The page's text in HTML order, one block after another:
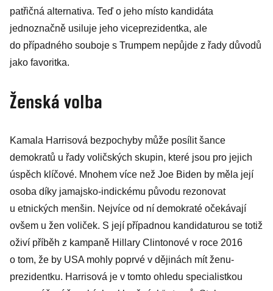
patřičná alternativa. Teď o jeho místo kandidáta
jednoznačně usiluje jeho viceprezidentka, ale
do případného souboje s Trumpem nepůjde z řady důvodů
jako favoritka.
Ženská volba
Kamala Harrisová bezpochyby může posílit šance
demokratů u řady voličských skupin, které jsou pro jejich
úspěch klíčové. Mnohem více než Joe Biden by měla její
osoba díky jamajsko-indickému původu rezonovat
u etnických menšin. Nejvíce od ní demokraté očekávají
ovšem u žen voliček. S její případnou kandidaturou se totiž
oživí příběh z kampaně Hillary Clintonové v roce 2016
o tom, že by USA mohly poprvé v dějinách mít ženu-
prezidentku. Harrisová je v tomto ohledu specialistkou